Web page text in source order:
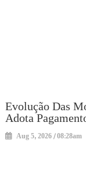
Evolução Das
Adota
Aug 5, 2026 / 08:28am